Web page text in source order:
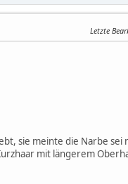
Letzte
sie meinte die Narbe
mit längerem